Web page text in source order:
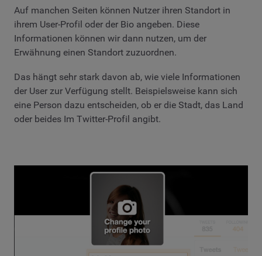
Auf manchen Seiten können Nutzer ihren Standort in
ihrem User-Profil oder der Bio angeben. Diese
Informationen können wir dann nutzen, um der
Erwähnung einen Standort zuzuordnen.
Das hängt sehr stark davon ab, wie viele Informationen
der User zur Verfügung stellt. Beispielsweise kann sich
eine Person dazu entscheiden, ob er die Stadt, das Land
oder beides Im Twitter-Profil angibt.